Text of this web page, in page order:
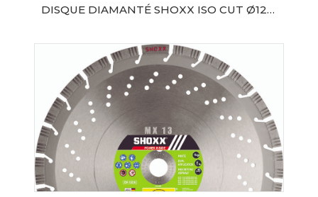
DISQUE DIAMANTÉ SHOXX ISO CUT Ø125 SAMEDIA
AJOUTER AU PANIER